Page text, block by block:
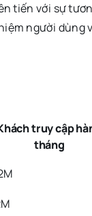
tiến với sự
người dùng
truy cập
tháng